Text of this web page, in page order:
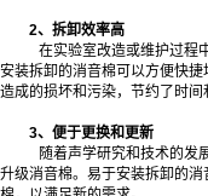
2、拆卸效率高
在实验室改造或维护过程
安装拆卸的消音棉可以方便快
造成的损坏和污染，节约了时间
3、便于更换和更新
随着声学研究和技术的发
升级消音棉。易于安装拆卸的